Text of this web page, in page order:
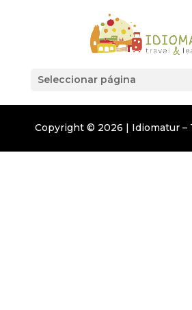
Seleccionar página
Copyright © 2026 | Idiomatur –